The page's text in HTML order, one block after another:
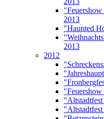
2013
"Haunted
2013
2012